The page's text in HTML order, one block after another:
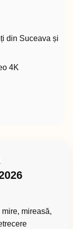
din Suceava și
4K
mireasă,